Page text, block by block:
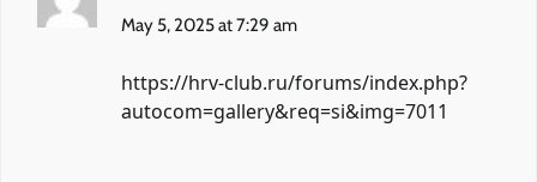
May 5, 2025 at 7:29 am
https://hrv-club.ru/forums/index.php?
autocom=gallery&req=si&img=7011